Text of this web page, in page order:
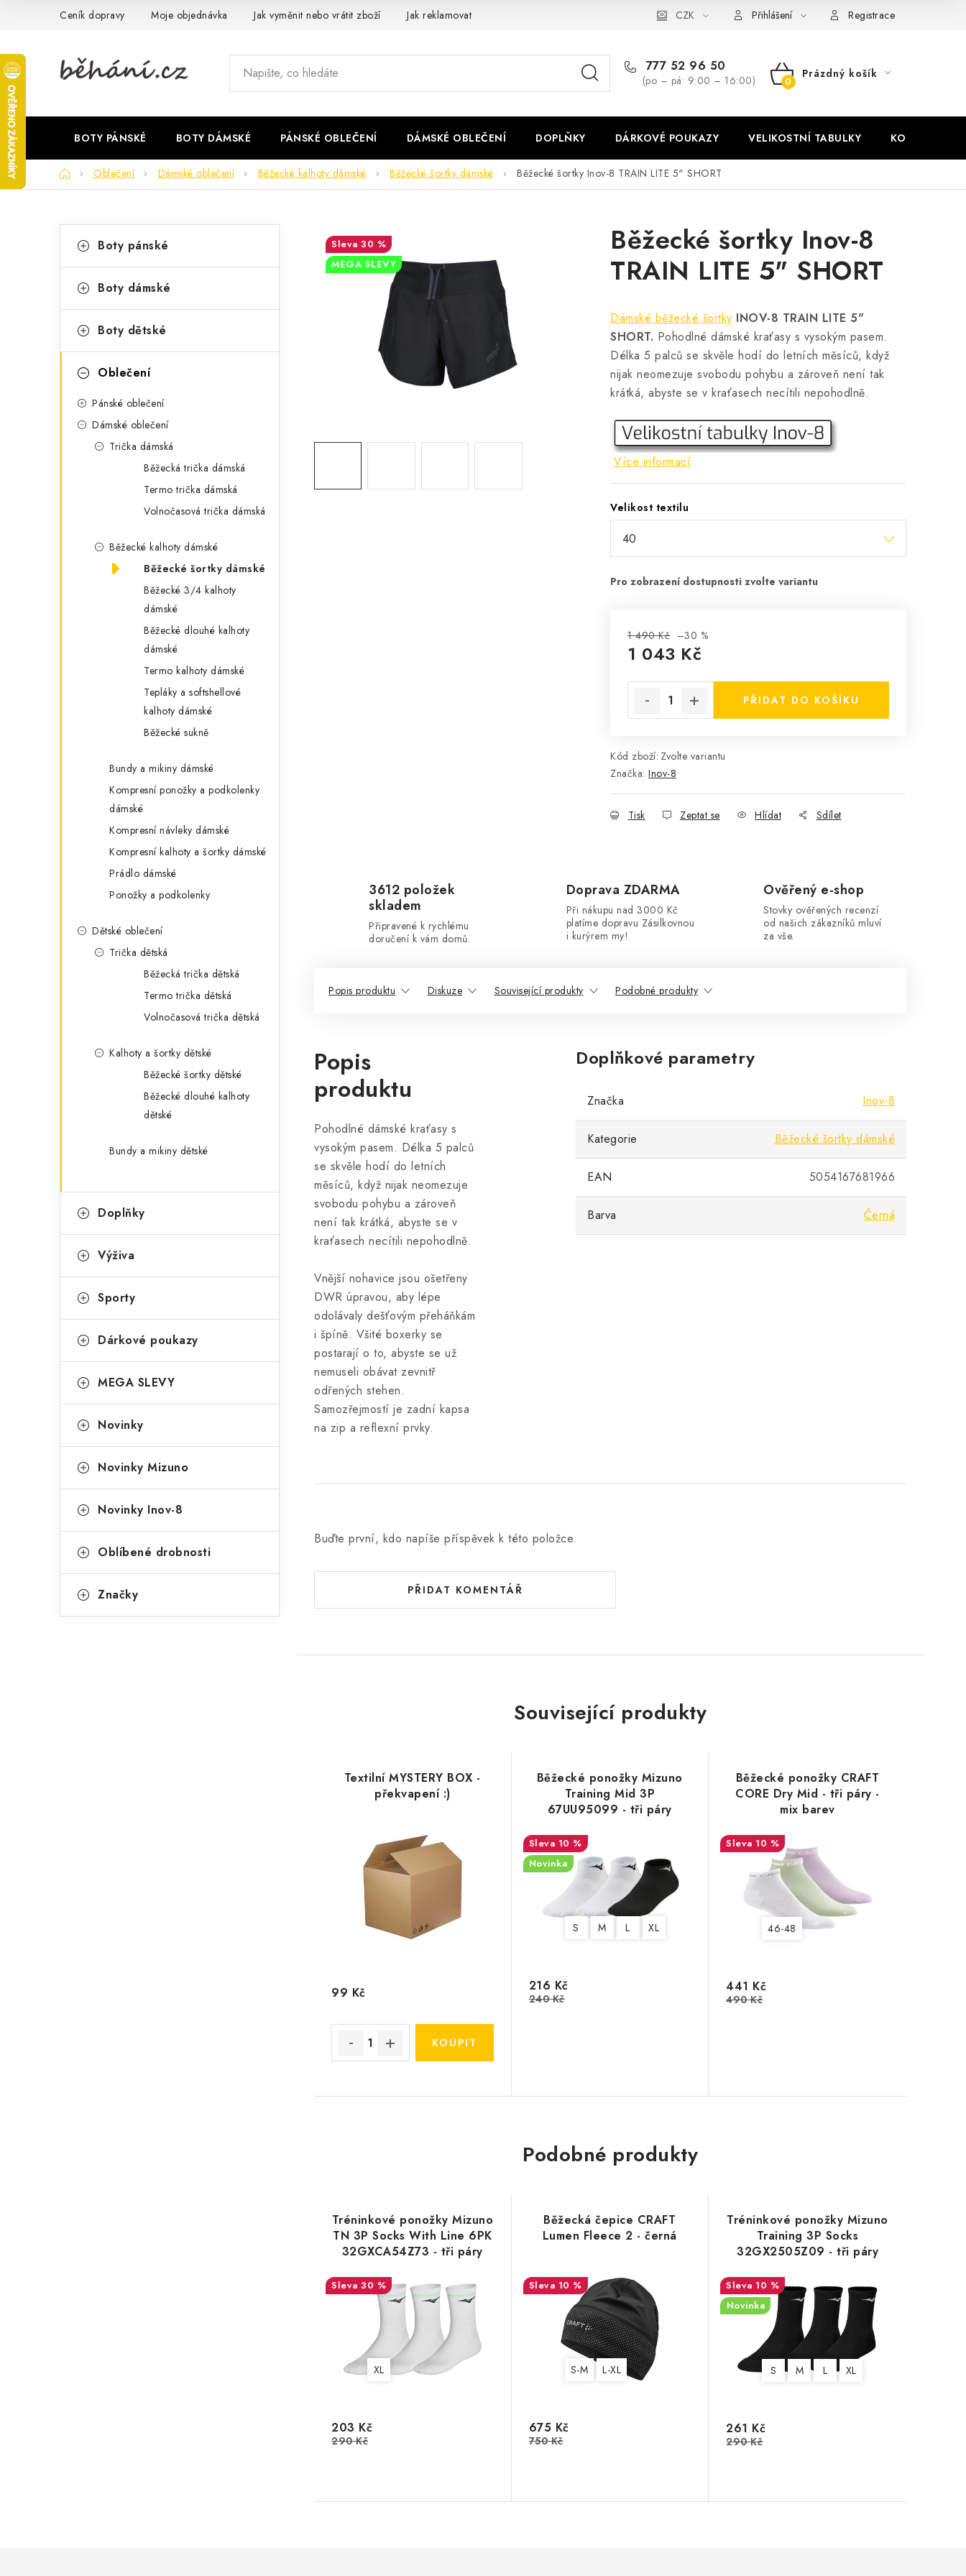
Ceník dopravy Moje objednávka Jak vyměnit nebo vrátit zboží Jak reklamovat Velikostní tabulky Ochrana osobních údajů Zásady používání
CZK Přihlášení Registrace
777 52 96 50
(po – pá: 9:00 – 16:00)
NÁKUPNÍ
Prázdný košík
BOTY PÁNSKÉ BOTY DÁMSKÉ PÁNSKÉ OBLEČENÍ DÁMSKÉ OBLEČENÍ DOPLŇKY DÁRKOVÉ POUKAZY VELIKOSTNÍ TABULKY KONTAKT
DomůOblečení Dámské oblečení Běžecké kalhoty dámské Běžecké šortky dámské Běžecké šortky Inov-8 TRAIN LITE 5" SHORT
o
t
r
kategorie
a
e
o
Boty pánské
Boty dámské
Boty dětské
Oblečení
Pánské oblečení
Dámské oblečení
Trička dámská
Běžecká trička dámská
Termo trička dámská
Volnočasová trička dámská
Běžecké kalhoty dámské
Běžecké šortky dámské
Běžecké 3/4 kalhoty
dámské
Běžecké dlouhé kalhoty
dámské
Termo kalhoty dámské
Tepláky a softshellové
kalhoty dámské
Běžecké sukně
Bundy a mikiny dámské
Kompresní ponožky a podkolenky
dámské
Kompresní návleky dámské
Kompresní kalhoty a šortky dámské
Prádlo dámské
Ponožky a podkolenky
Dětské oblečení
Trička dětská
Běžecká trička dětská
Termo trička dětská
Volnočasová trička dětská
Kalhoty a šortky dětské
Běžecké šortky dětské
Běžecké dlouhé kalhoty
dětské
Bundy a mikiny dětské
Doplňky
Výživa
Sporty
Dárkové poukazy
MEGA SLEVY
Novinky
Novinky Mizuno
Novinky Inov-8
Oblíbené drobnosti
Značky
Běžecké šortky Inov-8
TRAIN LITE 5" SHORT
Dámské běžecké šortky INOV-8 TRAIN LITE 5"
SHORT. Pohodlné dámské kraťasy s vysokým pasem.
Délka 5 palců se skvěle hodí do letních měsíců, když
nijak neomezuje svobodu pohybu a zároveň není tak
krátká, abyste se v kraťasech necítili nepohodlně.
Více informací
Velikost textilu
1 490 Kč –30 %
1 043 Kč
PŘIDAT DO KOŠÍKU
Kód zboží: Zvolte variantu
Značka: Inov-8
Tisk Zeptat se Hlídat Sdílet
30 %
MEGA SLEVY
3612 položek
skladem
Připravené k rychlému
doručení k vám domů.
Doprava ZDARMA
Při nákupu nad 3000 Kč
platíme dopravu Zásilkovnou
i kurýrem my!
Ověřený e-shop
Stovky ověřených recenzí
od našich zákazníků mluví
za vše.
Popis produktu Diskuze Související produkty Podobné produkty
Popis
produktu
Pohodlné dámské kraťasy s
vysokým pasem. Délka 5 palců
se skvěle hodí do letních
měsíců, když nijak neomezuje
svobodu pohybu a zároveň
není tak krátká, abyste se v
kraťasech necítili nepohodlně.
Vnější nohavice jsou ošetřeny
DWR úpravou, aby lépe
odolávaly dešťovým přeháňkám
i špíně. Všité boxerky se
postarají o to, abyste se už
nemuseli obávat zevnitř
odřených stehen.
Samozřejmostí je zadní kapsa
na zip a reflexní prvky.
Doplňkové parametry
Značka Inov-8
Kategorie Běžecké šortky dámské
EAN 5054167681966
Barva Černá
Buďte první, kdo napíše příspěvek k této položce.
PŘIDAT KOMENTÁŘ
Související produkty
Textilní MYSTERY BOX -
překvapení :)
99 Kč
Běžecké ponožky Mizuno
Training Mid 3P
67UU95099 - tři páry
10 %
Novinka
S M L XL
216 Kč
240 Kč
Běžecké ponožky CRAFT
CORE Dry Mid - tři páry -
mix barev
10 %
46-48
441 Kč
490 Kč
Podobné produkty
Tréninkové ponožky Mizuno
TN 3P Socks With Line 6PK
32GXCA54Z73 - tři páry
30 %
XL
203 Kč
290 Kč
Běžecká čepice CRAFT
Lumen Fleece 2 - černá
10 %
S-M L-XL
675 Kč
750 Kč
Tréninkové ponožky Mizuno
Training 3P Socks
32GX2505Z09 - tři páry
10 %
Novinka
S M L XL
261 Kč
290 Kč